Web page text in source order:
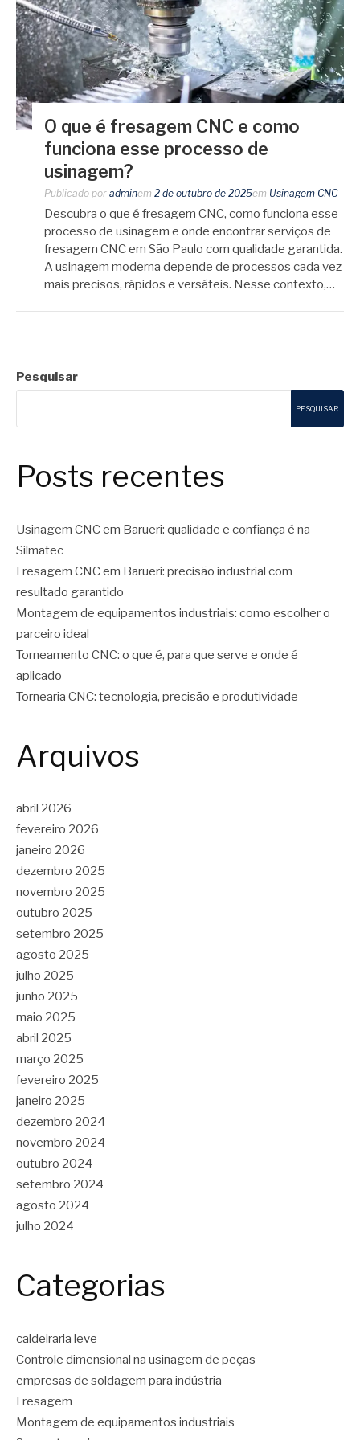
O que é fresagem CNC e como
funciona esse processo de
usinagem?
Publicado por adminem 2 de outubro de 2025em Usinagem CNC
Descubra o que é fresagem CNC, como funciona esse
processo de usinagem e onde encontrar serviços de
fresagem CNC em São Paulo com qualidade garantida.
A usinagem moderna depende de processos cada vez
mais precisos, rápidos e versáteis. Nesse contexto,…
Pesquisar
PESQUISAR
Posts recentes
Usinagem CNC em Barueri: qualidade e confiança é na
Silmatec
Fresagem CNC em Barueri: precisão industrial com
resultado garantido
Montagem de equipamentos industriais: como escolher o
parceiro ideal
Torneamento CNC: o que é, para que serve e onde é
aplicado
Tornearia CNC: tecnologia, precisão e produtividade
Arquivos
abril 2026
fevereiro 2026
janeiro 2026
dezembro 2025
novembro 2025
outubro 2025
setembro 2025
agosto 2025
julho 2025
junho 2025
maio 2025
abril 2025
março 2025
fevereiro 2025
janeiro 2025
dezembro 2024
novembro 2024
outubro 2024
setembro 2024
agosto 2024
julho 2024
Categorias
caldeiraria leve
Controle dimensional na usinagem de peças
empresas de soldagem para indústria
Fresagem
Montagem de equipamentos industriais